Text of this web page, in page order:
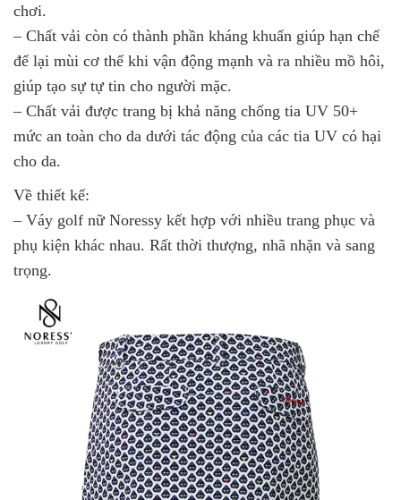
chơi.
– Chất vải còn có thành phần kháng khuẩn giúp hạn chế
để lại mùi cơ thể khi vận động mạnh và ra nhiều mồ hôi,
giúp tạo sự tự tin cho người mặc.
– Chất vải được trang bị khả năng chống tia UV 50+
mức an toàn cho da dưới tác động của các tia UV có hại
cho da.
Về thiết kế:
– Váy golf nữ Noressy kết hợp với nhiều trang phục và
phụ kiện khác nhau. Rất thời thượng, nhã nhặn và sang
trọng.